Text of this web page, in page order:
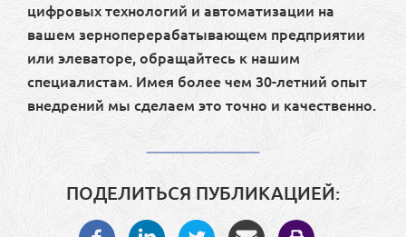
цифровых технологий и автоматизации на
вашем зерноперерабатывающем предприятии
или элеваторе, обращайтесь к нашим
специалистам. Имея более чем 30-летний опыт
внедрений мы сделаем это точно и качественно.
ПОДЕЛИТЬСЯ ПУБЛИКАЦИЕЙ: